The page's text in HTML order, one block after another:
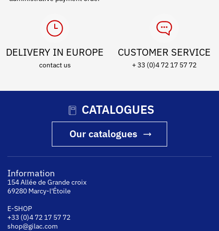
DELIVERY IN EUROPE
contact us
CUSTOMER SERVICE
+ 33 (0)4 72 17 57 72
CATALOGUES
Our catalogues
Information
154 Allée de Grande croix
69280 Marcy-l'Étoile
E-SHOP
+33 (0)4 72 17 57 72
shop@gilac.com